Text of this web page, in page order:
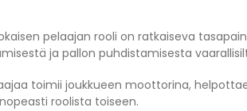
pelaajan rooli on ratkaiseva
ja pallon puhdistamisesta
toimii joukkueen moottorina,
roolista toiseen.